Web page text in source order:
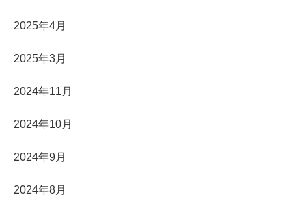
2025年4月
2025年3月
2024年11月
2024年10月
2024年9月
2024年8月